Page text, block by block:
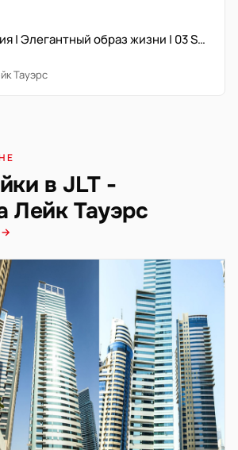
Премиум локация | Элегантный образ жизни | 03 Series
Тауэрс
в JLT -
Лейк Тауэрс
→